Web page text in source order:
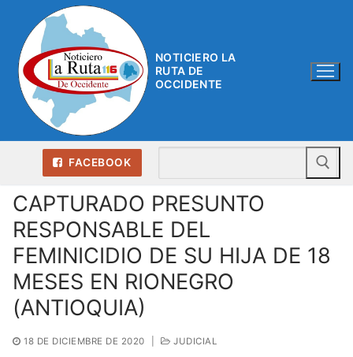
contenido
NOTICIERO LA
RUTA DE
OCCIDENTE
FACEBOOK
CAPTURADO PRESUNTO
RESPONSABLE DEL
FEMINICIDIO DE SU HIJA DE 18
MESES EN RIONEGRO
(ANTIOQUIA)
18 DE DICIEMBRE DE 2020 JUDICIAL